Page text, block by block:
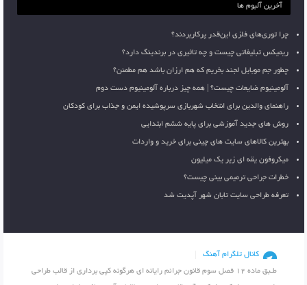
آخرین آلبوم ها
چرا توری‌های فلزی این‌قدر پرکاربردند؟
ریمیکس تبلیغاتی چیست و چه تاثیری در برندینگ دارد؟
چطور جم موبایل لجند بخریم که هم ارزان باشد هم مطمئن؟
آلومینیوم ضایعات چیست؟ | همه چیز درباره آلومینیوم دست دوم
راهنمای والدین برای انتخاب شهربازی سرپوشیده ایمن و جذاب برای کودکان
روش های جدید آموزشی برای پایه ششم ابتدایی
بهترین کالاهای سایت های چینی برای خرید و واردات
میکروفون یقه ای زیر یک میلیون
خطرات جراحی ترمیمی بینی چیست؟
تعرفه طراحی سایت تابان شهر آپدیت شد
کانال تلگرام آهنگ
طـبق ماده 12 فصل سوم قانون جرائم رایانه ای هرگونه کپی برداری از قالب طراحی